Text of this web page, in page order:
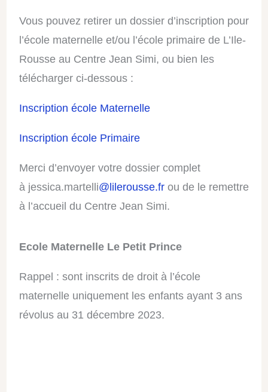
Vous pouvez retirer un dossier d’inscription pour
l’école maternelle et/ou l’école primaire de L’Ile-
Rousse au Centre Jean Simi, ou bien les
télécharger ci-dessous :
Inscription école Maternelle
Inscription école Primaire
Merci d’envoyer votre dossier complet
àjessica.martelli@lilerousse.fr ou de le remettre
à l’accueil du Centre Jean Simi.
Ecole Maternelle Le Petit Prince
Rappel : sont inscrits de droit à l’école
maternelle uniquement les enfants ayant 3 ans
révolus au 31 décembre 2023.